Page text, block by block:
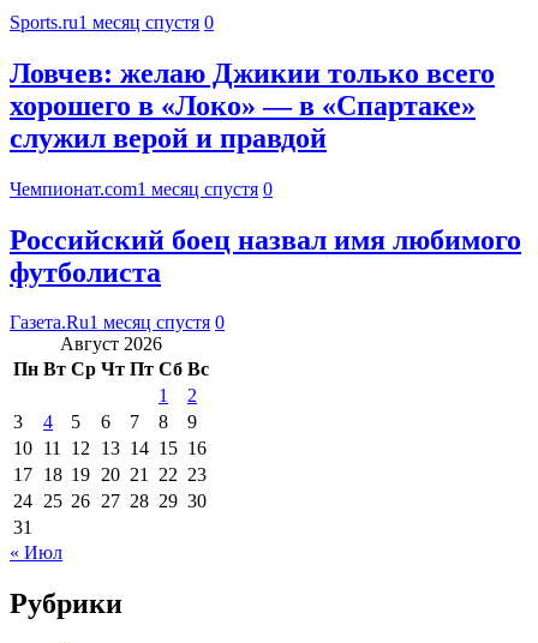
Sports.ru1 месяц спустя 0
Ловчев: желаю Джикии только всего
хорошего в «Локо» — в «Спартаке»
служил верой и правдой
Чемпионат.com1 месяц спустя 0
Российский боец назвал имя любимого
футболиста
Газета.Ru1 месяц спустя 0
Август 2026
Пн Вт Ср Чт Пт Сб Вс
1
2
3
4 5 6 7 8
9
10 11 12 13 14 15 16
17 18 19 20 21 22 23
24 25 26 27 28 29 30
31
« Июл
Рубрики